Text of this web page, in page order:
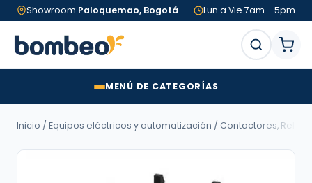
Showroom Paloquemao, Bogotá Lun a Vie 7am – 5pm
MENÚ DE CATEGORÍAS
Inicio / Equipos eléctricos y automatización / Contactores, Relés